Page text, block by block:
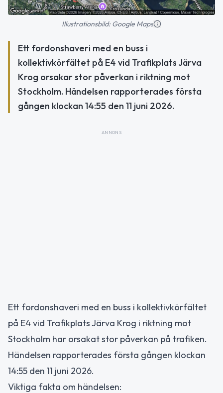
Illustrationsbild: Google Maps
Ett fordonshaveri med en buss i
kollektivkörfältet på E4 vid Trafikplats Järva
Krog orsakar stor påverkan i riktning mot
Stockholm. Händelsen rapporterades första
gången klockan 14:55 den 11 juni 2026.
ANNONS
Ett fordonshaveri med en buss i kollektivkörfältet
på E4 vid Trafikplats Järva Krog i riktning mot
Stockholm har orsakat stor påverkan på trafiken.
Händelsen rapporterades första gången klockan
14:55 den 11 juni 2026.
Viktiga fakta om händelsen: